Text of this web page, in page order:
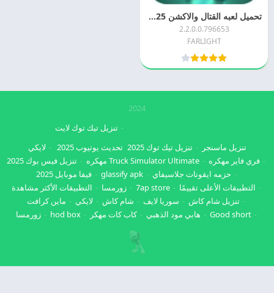
تحميل لعبه القتال والاكشن 2025 – Farlight 84 مهكره اخر اصدار
2.2.0.0.796653
FARLIGHT
2024
تنزيل ماسنجر تنزيل تيك توك 2025
تنزيل تيك توك لايت
تحديث يوتيوب 2025
لايكي
فري فاير مهكره
Truck Simulator Ultimate مهكره
تنزيل فيس بوك 2025
حزمه ايقونات جلاسيفاي
glassify apk
فيفا موبايل 2025
التطبيقات الأعلى تقييمًا
7ap store زورمسا
التطبيقات الأكثر مشاهدة
تنزيل شام كاش
سوريا لايف شام كاش لايكي
ماين كرافت
Good short
هابي مود الذهبي كاب كات مهكر hod box زورمسا